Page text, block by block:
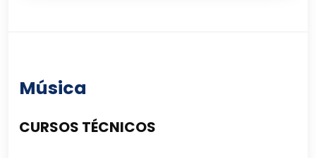
Música
CURSOS TÉCNICOS